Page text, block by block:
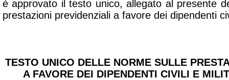
è approvato il testo unico, allegato al presente
prestazioni previdenziali a favore dei dipendenti
TESTO UNICO DELLE NORME SULLE
A FAVORE DEI DIPENDENTI CIVILI E